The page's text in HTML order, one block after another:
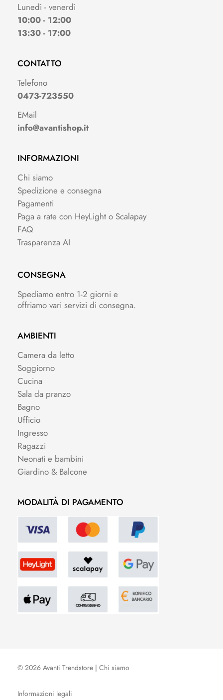
Lunedì - venerdì
10:00 - 12:00
13:30 - 17:00
CONTATTO
Telefono
0473-723550
EMail
info@avantishop.it
INFORMAZIONI
Chi siamo
Spedizione e consegna
Pagamenti
Paga a rate con HeyLight o Scalapay
FAQ
Trasparenza AI
CONSEGNA
Spediamo entro 1-2 giorni e
offriamo vari servizi di consegna.
AMBIENTI
Camera da letto
Soggiorno
Cucina
Sala da pranzo
Bagno
Ufficio
Ingresso
Ragazzi
Neonati e bambini
Giardino & Balcone
MODALITÀ DI PAGAMENTO
© 2026 Avanti Trendstore | Chi siamo
Informazioni legali